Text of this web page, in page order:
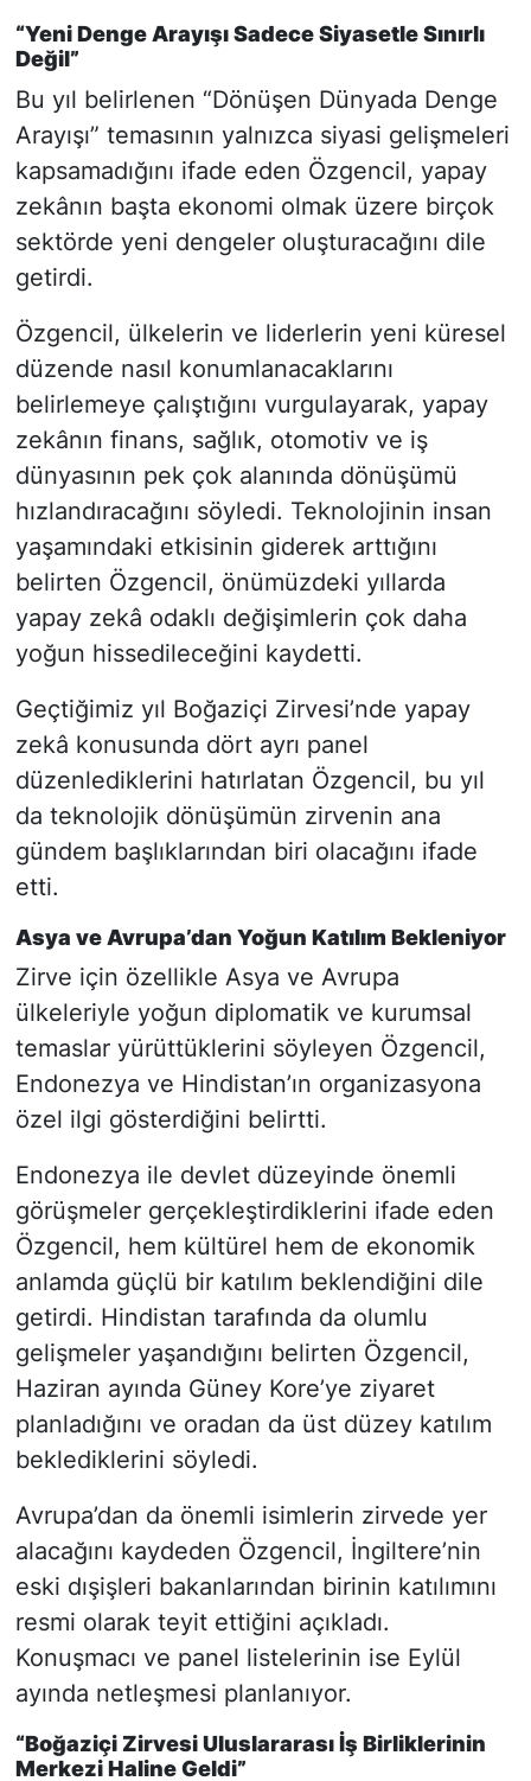
“Yeni Denge Arayışı Sadece Siyasetle Sınırlı
Değil”
Bu yıl belirlenen “Dönüşen Dünyada Denge
Arayışı” temasının yalnızca siyasi gelişmeleri
kapsamadığını ifade eden Özgencil, yapay
zekânın başta ekonomi olmak üzere birçok
sektörde yeni dengeler oluşturacağını dile
getirdi.
Özgencil, ülkelerin ve liderlerin yeni küresel
düzende nasıl konumlanacaklarını
belirlemeye çalıştığını vurgulayarak, yapay
zekânın finans, sağlık, otomotiv ve iş
dünyasının pek çok alanında dönüşümü
hızlandıracağını söyledi. Teknolojinin insan
yaşamındaki etkisinin giderek arttığını
belirten Özgencil, önümüzdeki yıllarda
yapay zekâ odaklı değişimlerin çok daha
yoğun hissedileceğini kaydetti.
Geçtiğimiz yıl Boğaziçi Zirvesi’nde yapay
zekâ konusunda dört ayrı panel
düzenlediklerini hatırlatan Özgencil, bu yıl
da teknolojik dönüşümün zirvenin ana
gündem başlıklarından biri olacağını ifade
etti.
Asya ve Avrupa’dan Yoğun Katılım Bekleniyor
Zirve için özellikle Asya ve Avrupa
ülkeleriyle yoğun diplomatik ve kurumsal
temaslar yürüttüklerini söyleyen Özgencil,
Endonezya ve Hindistan’ın organizasyona
özel ilgi gösterdiğini belirtti.
Endonezya ile devlet düzeyinde önemli
görüşmeler gerçekleştirdiklerini ifade eden
Özgencil, hem kültürel hem de ekonomik
anlamda güçlü bir katılım beklendiğini dile
getirdi. Hindistan tarafında da olumlu
gelişmeler yaşandığını belirten Özgencil,
Haziran ayında Güney Kore’ye ziyaret
planladığını ve oradan da üst düzey katılım
beklediklerini söyledi.
Avrupa’dan da önemli isimlerin zirvede yer
alacağını kaydeden Özgencil, İngiltere’nin
eski dışişleri bakanlarından birinin katılımını
resmi olarak teyit ettiğini açıkladı.
Konuşmacı ve panel listelerinin ise Eylül
ayında netleşmesi planlanıyor.
“Boğaziçi Zirvesi Uluslararası İş Birliklerinin
Merkezi Haline Geldi”